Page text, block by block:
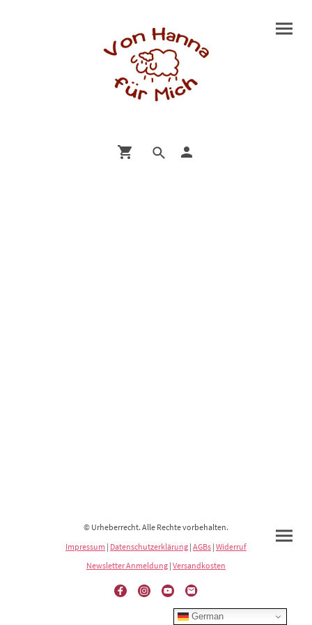
© Urheberrecht. Alle Rechte vorbehalten.
Impressum | Datenschutzerklärung | AGBs | Widerruf
Newsletter Anmeldung | Versandkosten
German